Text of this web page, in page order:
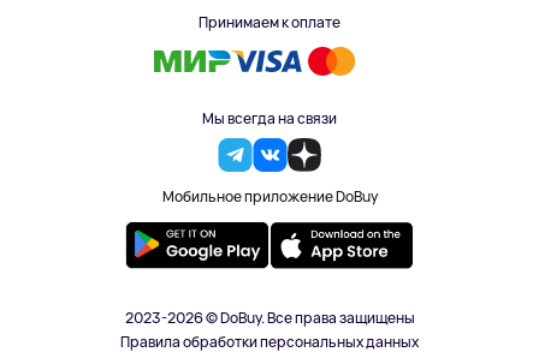
Принимаем к оплате
Мы всегда на связи
Мобильное приложение DoBuy
2023-2026 © DoBuy. Все права защищены
Правила обработки персональных данных